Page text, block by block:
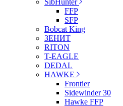
SibHunter
FFP
SFP
Bobcat King
ЗЕНИТ
RITON
T-EAGLE
DEDAL
HAWKE
Frontier
Sidewinder 30
Hawke FFP